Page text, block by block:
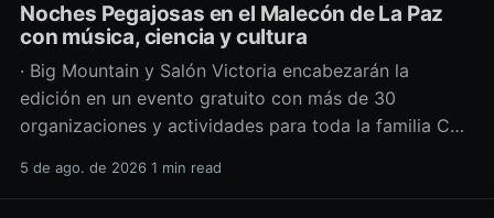
Noches Pegajosas en el Malecón de La Paz
con música, ciencia y cultura
· Big Mountain y Salón Victoria encabezarán la
edición en un evento gratuito con más de 30
organizaciones y actividades para toda la familia Con
divulgación científica y actividades culturales
5 de ago. de 2026 1 min read